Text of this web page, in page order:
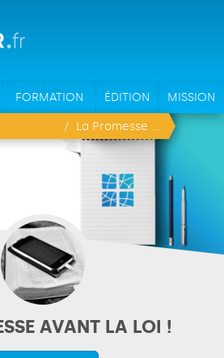
FORMATION ÉDITION MISSION
La Promesse avant la Loi !
AVANT LA LOI !